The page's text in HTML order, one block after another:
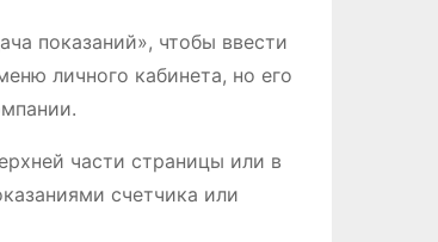
показаний», чтобы ввести
личного кабинета, но его
части страницы или в
счетчика или